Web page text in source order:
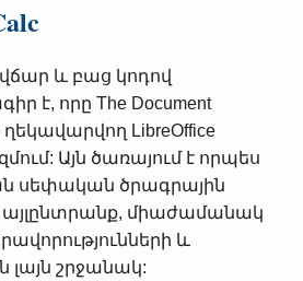
և բաց կոդով
է, որը The Document
ղեկավարվող LibreOffice
Այն ծառայում է որպես
սեփական ծրագրային
միաժամանակ
և
լայն շրջանակ: